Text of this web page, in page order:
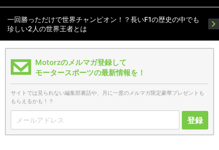
一回勝っただけで世界チャンピオン！？長いF1の歴史の中でも
珍しい2人の世界王者とは
Motorzのメルマガ登録して
モータースポーツの最新情報を！
サイトでは見られない編集部裏話や、月に一度のメルマガ限定豪華プレゼントも
もらえるかも！？
登録